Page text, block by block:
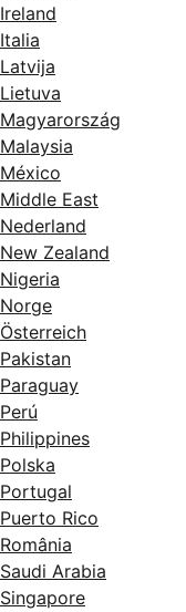
Ireland
Italia
Latvija
Lietuva
Magyarország
Malaysia
México
Middle East
Nederland
New Zealand
Nigeria
Norge
Österreich
Pakistan
Paraguay
Perú
Philippines
Polska
Portugal
Puerto Rico
România
Saudi Arabia
Singapore